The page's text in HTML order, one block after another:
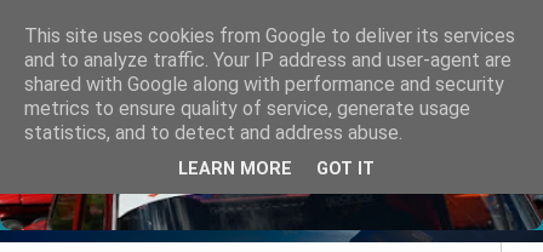
This site uses cookies from Google to deliver its services
and to analyze traffic. Your IP address and user-agent are
shared with Google along with performance and security
metrics to ensure quality of service, generate usage
statistics, and to detect and address abuse.
LEARN MORE GOT IT